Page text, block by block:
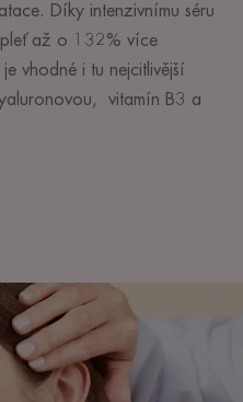
Díky intenzivnímu séru
pleť až o 132% více
vhodné i tu nejcitlivější
vitamín B3 a